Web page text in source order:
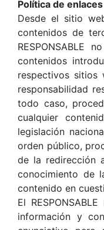
Política de enlaces
Desde el sitio
contenidos de
RESPONSABLE
contenidos
respectivos sitios
responsabilidad
todo caso,
cualquier
legislación
orden público,
de la redirección
conocimiento de
contenido en
El
información y